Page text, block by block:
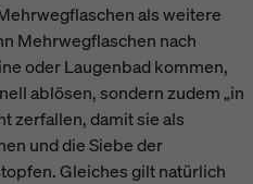
als weitere
Mehrwegflaschen nach
oder Laugenbad kommen,
ablösen, sondern zudem „in
zerfallen, damit sie als
und die Siebe der
Gleiches gilt natürlich